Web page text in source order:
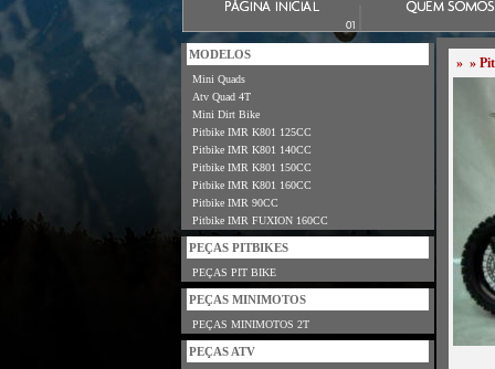
MODELOS
Mini Quads
Atv Quad 4T
Mini Dirt Bike
Pitbike IMR K801 125CC
Pitbike IMR K801 140CC
Pitbike IMR K801 150CC
Pitbike IMR K801 160CC
Pitbike IMR 90CC
Pitbike IMR FUXION 160CC
PEÇAS PITBIKES
PEÇAS PIT BIKE
PEÇAS MINIMOTOS
PEÇAS MINIMOTOS 2T
PEÇAS ATV
» »